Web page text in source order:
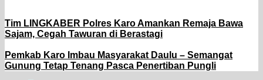
Tim LINGKABER Polres Karo Amankan Remaja Bawa
Sajam, Cegah Tawuran di Berastagi
Pemkab Karo Imbau Masyarakat Daulu – Semangat
Gunung Tetap Tenang Pasca Penertiban Pungli